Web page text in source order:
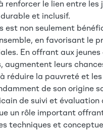
renforcer le lien entre
et inclusif.
est non seulement
en favorisant le
En offrant aux
leurs
réduire la pauvreté et
de son origine
de suivi et évaluation
un rôle important
techniques et